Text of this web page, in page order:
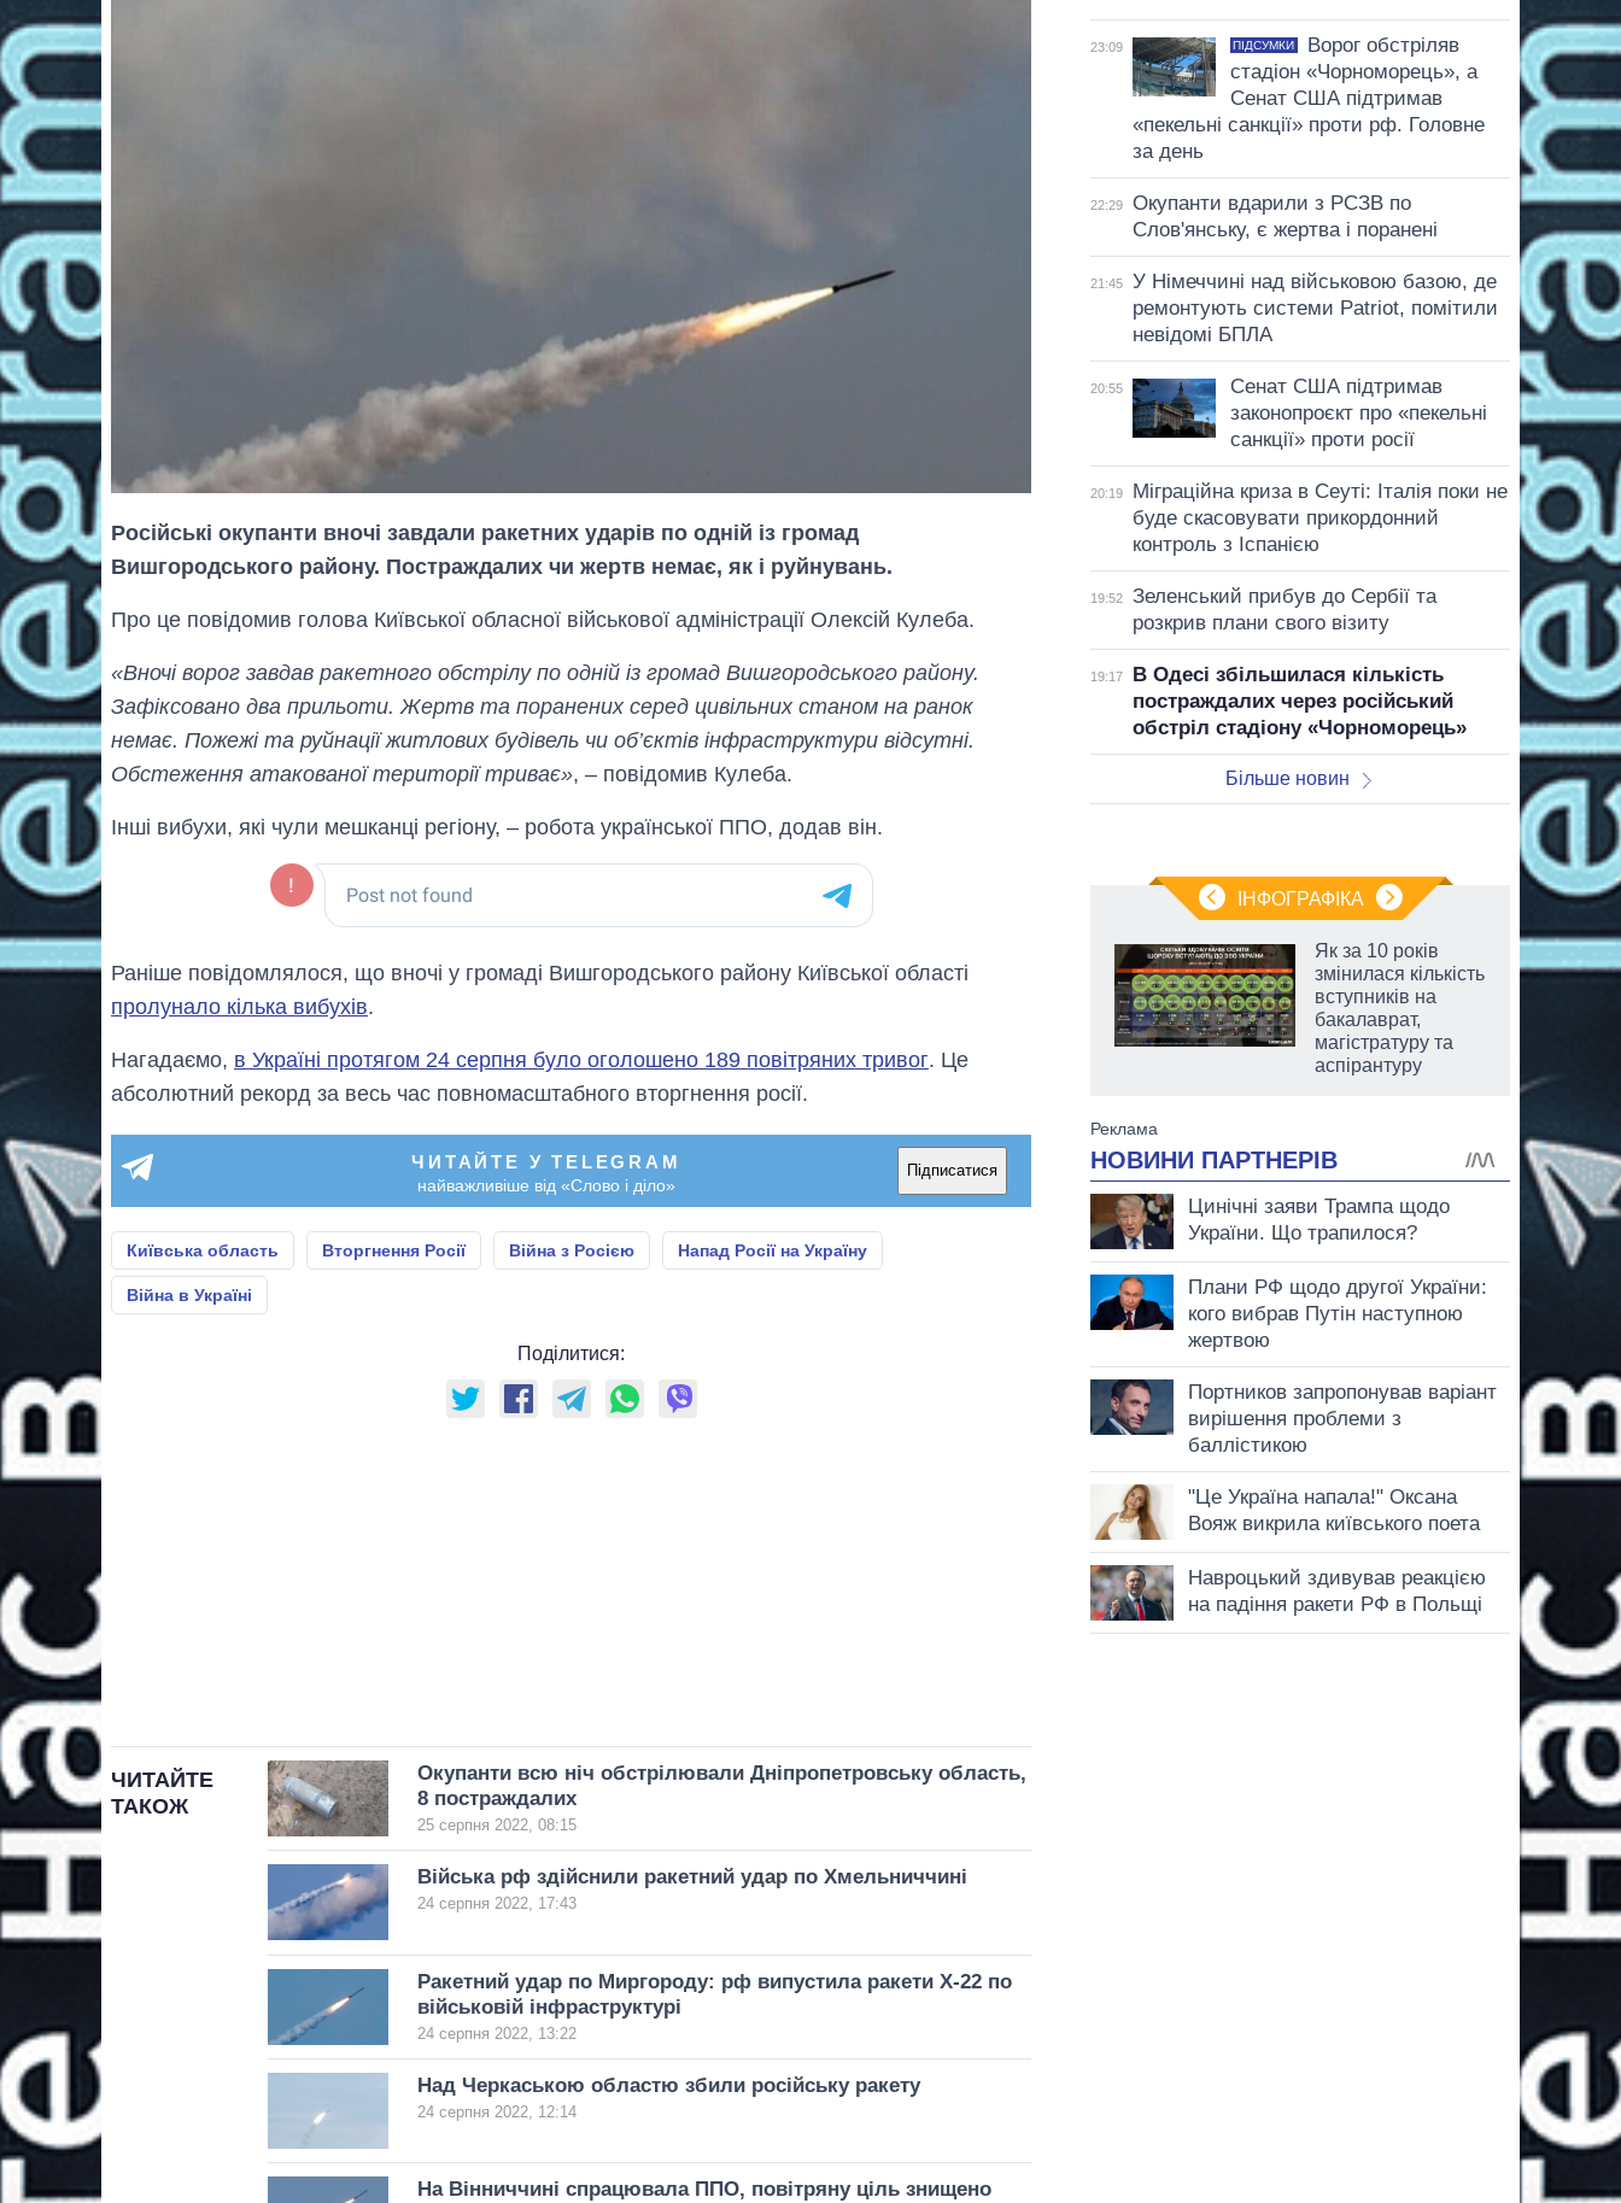
Російські окупанти вночі завдали ракетних ударів по одній із громад
Вишгородського району. Постраждалих чи жертв немає, як і руйнувань.
Про це повідомив голова Київської обласної військової адміністрації Олексій Кулеба.
«Вночі ворог завдав ракетного обстрілу по одній із громад Вишгородського району.
Зафіксовано два прильоти. Жертв та поранених серед цивільних станом на ранок
немає. Пожежі та руйнації житлових будівель чи об’єктів інфраструктури відсутні.
Обстеження атакованої території триває», – повідомив Кулеба.
Інші вибухи, які чули мешканці регіону, – робота української ППО, додав він.
Раніше повідомлялося, що вночі у громаді Вишгородського району Київської області
пролунало кілька вибухів.
Нагадаємо, в Україні протягом 24 серпня було оголошено 189 повітряних тривог. Це
абсолютний рекорд за весь час повномасштабного вторгнення росії.
ЧИТАЙТЕ У TELEGRAM
найважливіше від «Слово і діло»
Підписатися
Київська область Вторгнення Росії Війна з Росією Напад Росії на Україну
Війна в Україні
Поділитися:
ЧИТАЙТЕ
ТАКОЖ
Окупанти всю ніч обстрілювали Дніпропетровську область,
8 постраждалих
25 серпня 2022, 08:15
Війська рф здійснили ракетний удар по Хмельниччині
24 серпня 2022, 17:43
Ракетний удар по Миргороду: рф випустила ракети Х-22 по
військовій інфраструктурі
24 серпня 2022, 13:22
Над Черкаською областю збили російську ракету
24 серпня 2022, 12:14
На Вінниччині спрацювала ППО, повітряну ціль знищено
23:09 ПІДСУМКИ
Ворог обстріляв
стадіон «Чорноморець», а
Сенат США підтримав
«пекельні санкції» проти рф. Головне
за день
22:29
Окупанти вдарили з РСЗВ по
Слов'янську, є жертва і поранені
21:45
У Німеччині над військовою базою, де
ремонтують системи Patriot, помітили
невідомі БПЛА
20:55
Сенат США підтримав
законопроєкт про «пекельні
санкції» проти росії
20:19
Міграційна криза в Сеуті: Італія поки не
буде скасовувати прикордонний
контроль з Іспанією
19:52
Зеленський прибув до Сербії та
розкрив плани свого візиту
19:17
В Одесі збільшилася кількість
постраждалих через російський
обстріл стадіону «Чорноморець»
Більше новин
ІНФОГРАФІКА
років: хто і як
Як за 10 років
змінилася кількість
вступників на
бакалаврат,
магістратуру та
аспірантуру